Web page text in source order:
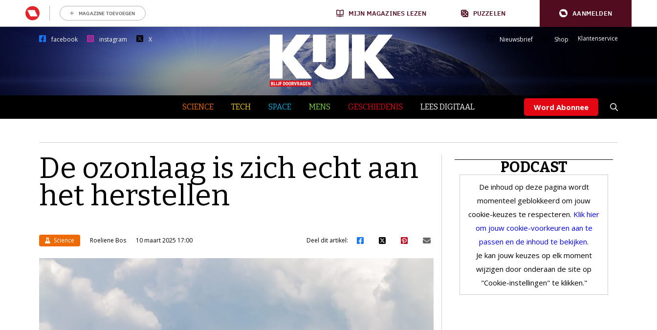
MAGAZINE TOEVOEGEN MIJN MAGAZINES LEZEN PUZZELEN AANMELDEN
facebook instagram X Nieuwsbrief Shop Klantenservice
SCIENCE TECH SPACE MENS GESCHIEDENIS LEES DIGITAAL Word Abonnee
De ozonlaag is zich echt aan
het herstellen
Science Roeliene Bos 10 maart 2025 17:00 Deel dit artikel:
PODCAST
De inhoud op deze pagina wordt
momenteel geblokkeerd om jouw
cookie-keuzes te respecteren. Klik hier
om jouw cookie-voorkeuren aan te
passen en de inhoud te bekijken.
Je kan jouw keuzes op elk moment
wijzigen door onderaan de site op
"Cookie-instellingen" te klikken."